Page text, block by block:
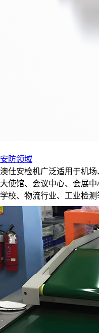
安防领域
澳仕安检机广泛适用于机场
大使馆、会议中心、会展
学校、物流行业、工业检测